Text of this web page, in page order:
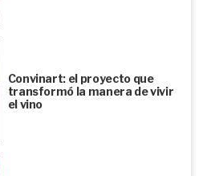
Convinart: el proyecto que
transformó la manera de vivir
el vino